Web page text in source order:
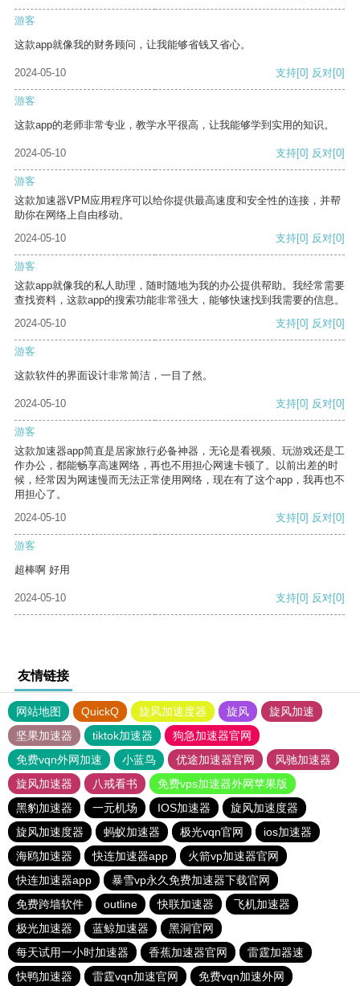
游客
这款app就像我的财务顾问，让我能够省钱又省心。
2024-05-10 支持[0] 反对[0]
游客
这款app的老师非常专业，教学水平很高，让我能够学到实用的知识。
2024-05-10 支持[0] 反对[0]
游客
这款加速器VPM应用程序可以给你提供最高速度和安全性的连接，并帮
助你在网络上自由移动。
2024-05-10
支持[0] 反对[0]
游客
这款app就像我的私人助理，随时随地为我的办公提供帮助。我经常需要
查找资料，这款app的搜索功能非常强大，能够快速找到我需要的信息。
2024-05-10
支持[0] 反对[0]
游客
这款软件的界面设计非常简洁，一目了然。
2024-05-10 支持[0] 反对[0]
游客
这款加速器app简直是居家旅行必备神器，无论是看视频、玩游戏还是工
作办公，都能畅享高速网络，再也不用担心网速卡顿了。以前出差的时
候，经常因为网速慢而无法正常使用网络，现在有了这个app，我再也不
用担心了。
2024-05-10
支持[0] 反对[0]
游客
超棒啊 好用
2024-05-10 支持[0] 反对[0]
友情链接
网站地图 QuickQ 旋风加速度器 旋风
旋风加速
坚果加速器
tiktok加速器
狗急加速器官网
免费vqn外网加速
小蓝鸟 优途加速器官网
风驰加速器
旋风加速器
八戒看书
免费vps加速器外网苹果版
黑豹加速器
一元机场 IOS加速器
旋风加速度器
旋风加速度器
蚂蚁加速器 极光vqn官网
ios加速器
海鸥加速器
快连加速器app
火箭vp加速器官网
快连加速器app
暴雪vp永久免费加速器下载官网
免费跨墙软件
outline 快联加速器
飞机加速器
极光加速器
蓝鲸加速器
黑洞官网
每天试用一小时加速器
香蕉加速器官网
雷霆加器速
快鸭加速器
雷霆vqn加速官网 免费vqn加速外网